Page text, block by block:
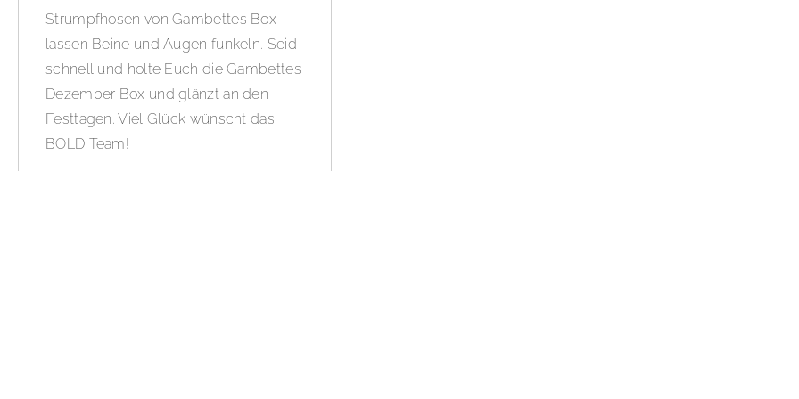
Strumpfhosen von Gambettes Box
lassen Beine und Augen funkeln. Seid
schnell und holte Euch die Gambettes
Dezember Box und glänzt an den
Festtagen. Viel Glück wünscht das
BOLD Team!